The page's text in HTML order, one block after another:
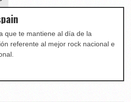
que te mantiene al día de la
referente al mejor rock nacional e